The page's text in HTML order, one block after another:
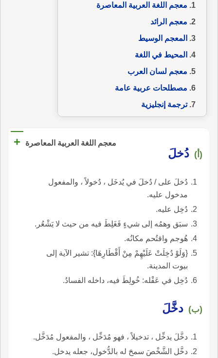
معجم اللغة العربية المعاصرة
معجم الرائد
المعجم الوسيط
المحيط في اللغة
معجم لسان العرب
مصطلحات عربية عامة
ترجمة إنجليزية
معجم اللغة العربية المعاصرة +
(أ) دُخلَ
دُخلَ على / دُخلَ في يُدخَل ، دُخولاً ، والمفعول
مدخول عليه.
دُخِل عليه.
سبَق وهمُه إلى شيءٍ فَغَلِطَ فيه من حيث لا يَشْعُر.
هُوجم واقتُحم مكانُه.
{وَلَوْ دُخِلَتْ عَلَيْهِمْ مِنْ أَقْطَارِهَا}: تشير الآية إلى
بيوت المدينة.
دُخِل في عَقْله: خُولِطَ فيه، داخله الفسادُ.
(ب) دخَّلَ
دخَّلَ يدخِّل ، تدخيلاً ، فهو مُدَخِّل ، والمفعول مُدَخَّل.
دخَّل الشَّخْصَ سمحَ له بالدُّخول، جعله يدخل.